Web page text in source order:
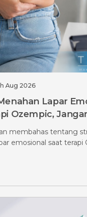
Aug 2026
Lapar
Ozempic,
membahas tentang
emosional saat terapi